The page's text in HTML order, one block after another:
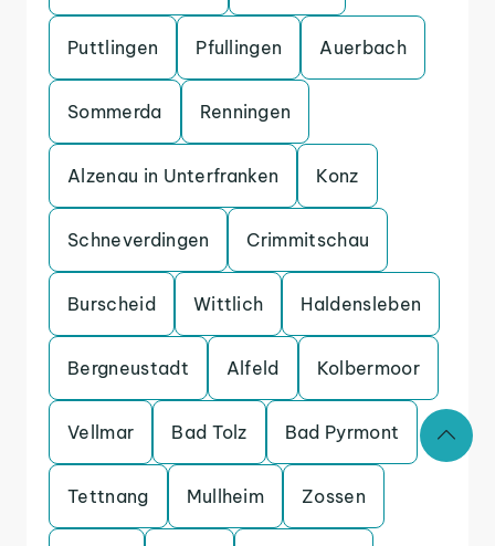
Puttlingen Pfullingen Auerbach
Sommerda Renningen
Alzenau in Unterfranken Konz
Schneverdingen Crimmitschau
Burscheid Wittlich Haldensleben
Bergneustadt Alfeld Kolbermoor
Vellmar Bad Tolz Bad Pyrmont
Tettnang Mullheim Zossen